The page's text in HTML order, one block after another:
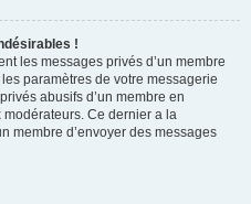
!
les messages privés d’un membre
paramètres de votre messagerie
abusifs d’un membre en
Ce dernier a la
membre d’envoyer des messages